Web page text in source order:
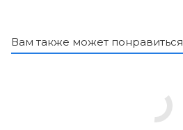
Вам также может понравиться